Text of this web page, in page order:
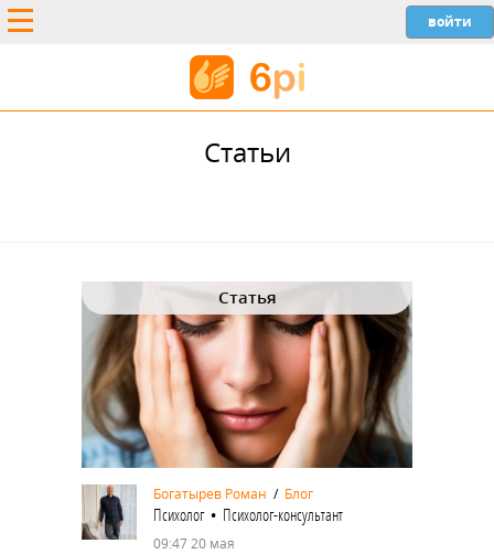
Статьи
Статья
Богатырев Роман / Блог
Психолог • Психолог-консультант
09:47 20 мая